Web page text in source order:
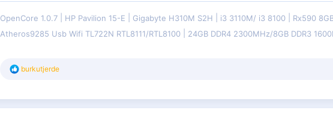
OpenCore 1.0.7 HP Pavilion 15-E Gigabyte H310M S2H i3 3110M/ i3 8100 Rx590
Atheros9285 Usb Wifi TL722N RTL8111/RTL8100
24GB DDR4 2300MHz/8GB DDR3
T
k
i
burkutjerde